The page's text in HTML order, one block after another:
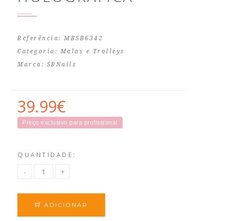
Referência: MBSB6342
Categoria: Malas e Trolleys
Marca: SBNails
39.99€
Preço exclusivo para profissional
QUANTIDADE:
ADICIONAR